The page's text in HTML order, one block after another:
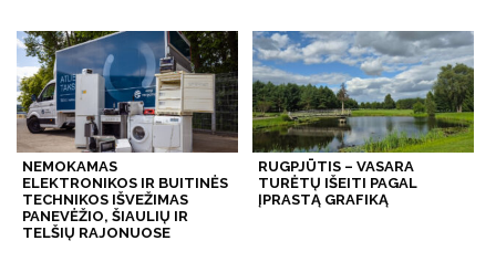
NEMOKAMAS
ELEKTRONIKOS IR BUITINĖS
TECHNIKOS IŠVEŽIMAS
PANEVĖŽIO, ŠIAULIŲ IR
TELŠIŲ RAJONUOSE
RUGPJŪTIS – VASARA
TURĖTŲ IŠEITI PAGAL
ĮPRASTĄ GRAFIKĄ